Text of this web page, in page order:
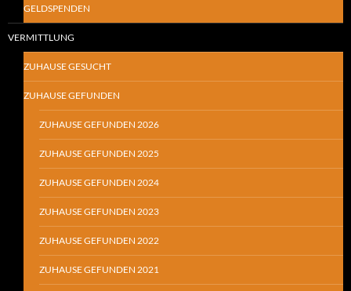
GELDSPENDEN
VERMITTLUNG
ZUHAUSE GESUCHT
ZUHAUSE GEFUNDEN
ZUHAUSE GEFUNDEN 2026
ZUHAUSE GEFUNDEN 2025
ZUHAUSE GEFUNDEN 2024
ZUHAUSE GEFUNDEN 2023
ZUHAUSE GEFUNDEN 2022
ZUHAUSE GEFUNDEN 2021